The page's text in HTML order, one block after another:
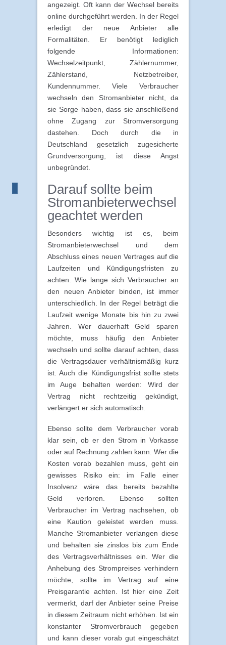
angezeigt. Oft kann der Wechsel bereits
online durchgeführt werden. In der Regel
erledigt der neue Anbieter alle
Formalitäten. Er benötigt lediglich
folgende Informationen:
Wechselzeitpunkt, Zählernummer,
Zählerstand, Netzbetreiber,
Kundennummer. Viele Verbraucher
wechseln den Stromanbieter nicht, da
sie Sorge haben, dass sie anschließend
ohne Zugang zur Stromversorgung
dastehen. Doch durch die in
Deutschland gesetzlich zugesicherte
Grundversorgung, ist diese Angst
unbegründet.
Darauf sollte beim
Stromanbieterwechsel
geachtet werden
Besonders wichtig ist es, beim
Stromanbieterwechsel und dem
Abschluss eines neuen Vertrages auf die
Laufzeiten und Kündigungsfristen zu
achten. Wie lange sich Verbraucher an
den neuen Anbieter binden, ist immer
unterschiedlich. In der Regel beträgt die
Laufzeit wenige Monate bis hin zu zwei
Jahren. Wer dauerhaft Geld sparen
möchte, muss häufig den Anbieter
wechseln und sollte darauf achten, dass
die Vertragsdauer verhältnismäßig kurz
ist. Auch die Kündigungsfrist sollte stets
im Auge behalten werden: Wird der
Vertrag nicht rechtzeitig gekündigt,
verlängert er sich automatisch.
Ebenso sollte dem Verbraucher vorab
klar sein, ob er den Strom in Vorkasse
oder auf Rechnung zahlen kann. Wer die
Kosten vorab bezahlen muss, geht ein
gewisses Risiko ein: im Falle einer
Insolvenz wäre das bereits bezahlte
Geld verloren. Ebenso sollten
Verbraucher im Vertrag nachsehen, ob
eine Kaution geleistet werden muss.
Manche Stromanbieter verlangen diese
und behalten sie zinslos bis zum Ende
des Vertragsverhältnisses ein. Wer die
Anhebung des Strompreises verhindern
möchte, sollte im Vertrag auf eine
Preisgarantie achten. Ist hier eine Zeit
vermerkt, darf der Anbieter seine Preise
in diesem Zeitraum nicht erhöhen. Ist ein
konstanter Stromverbrauch gegeben
und kann dieser vorab gut eingeschätzt